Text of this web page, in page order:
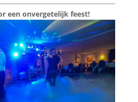
een onvergetelijk feest!